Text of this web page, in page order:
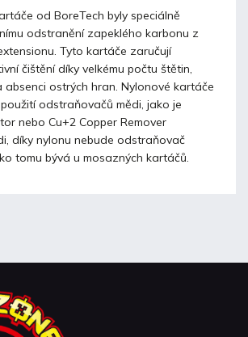
od BoreTech byly speciálně
odstranění zapeklého karbonu z
Tyto kartáče zaručují
čištění díky velkému počtu štětin,
absenci ostrých hran. Nylonové kartáče
odstraňovačů mědi, jako je
nebo Cu+2 Copper Remover
díky nylonu nebude odstraňovač
tomu bývá u mosazných kartáčů.